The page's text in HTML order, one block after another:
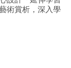
術賞析，深入學